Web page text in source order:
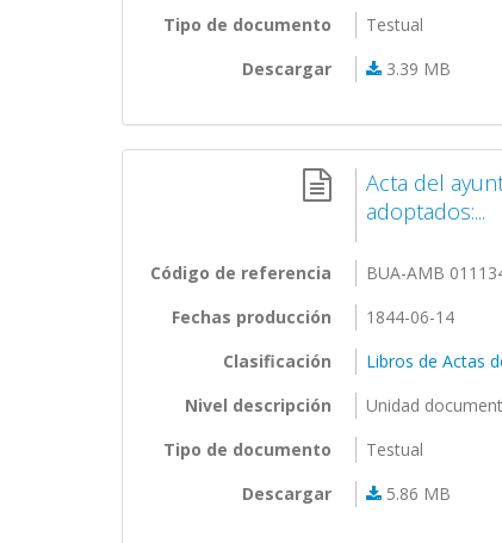
Tipo de documento
Testual
Descargar
3.39 MB
Acta del
adoptados:...
Código de referencia
BUA-AMB
Fechas producción
1844-06-14
Clasificación
Libros de Actas
Nivel descripción
Unidad
Tipo de documento
Testual
Descargar
5.86 MB